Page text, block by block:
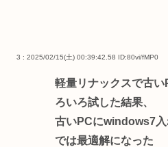
3 : 2025/02/15(土) 00:39:42.58 ID:80vi/fMP0
軽量リナックスで古
ろいろ試した結果、
古いPCにwindows7
では最適解になった